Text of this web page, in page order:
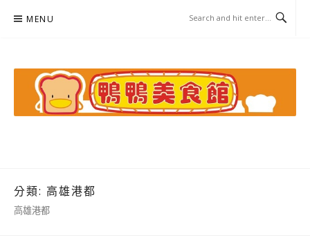
MENU
分類: 高雄港都
高雄港都